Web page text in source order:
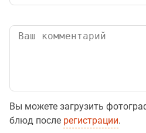
Вы можете загрузить
блюд после регистрации.